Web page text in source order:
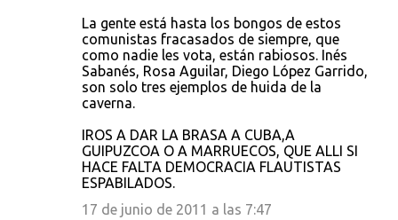
La gente está hasta los bongos de estos
comunistas fracasados de siempre, que
como nadie les vota, están rabiosos. Inés
Sabanés, Rosa Aguilar, Diego López Garrido,
son solo tres ejemplos de huida de la
caverna.
IROS A DAR LA BRASA A CUBA,A
GUIPUZCOA O A MARRUECOS, QUE ALLI SI
HACE FALTA DEMOCRACIA FLAUTISTAS
ESPABILADOS.
17 de junio de 2011 a las 7:47